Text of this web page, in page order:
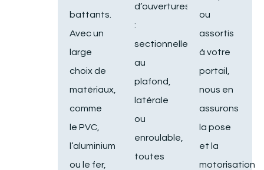
battants.
Avec un
large
choix de
matériaux,
comme
le PVC,
l’aluminium
ou le fer,
d’ouvertures
:
sectionnelle
au
plafond,
latérale
ou
enroulable,
toutes
ou
assortis
à votre
portail,
nous en
assurons
la pose
et la
motorisation